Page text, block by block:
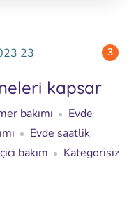
3
23
kapsar
bakımı
Evde
Evde saatlik
bakım
Kategorisiz